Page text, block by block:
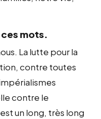
mots.
La lutte pour la
contre toutes
contre le
un long, très long